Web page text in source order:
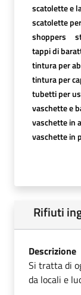
scatolette e
scatolette
shoppers
tappi di
tintura per
tintura per
tubetti per
vaschette e
vaschette in
vaschette in
Rifiuti
Descrizione
Si tratta di
da locali e